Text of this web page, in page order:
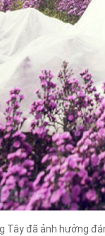
Tây đã ảnh hưởng